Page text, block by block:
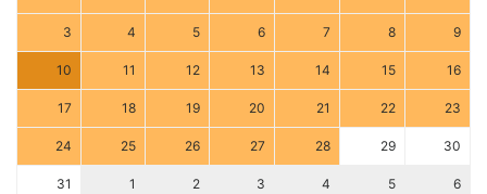
3 4 5 6 7 8 9
10 11 12 13 14 15 16
17 18 19 20 21 22 23
24 25 26 27 28 29 30
31 1 2 3 4 5 6